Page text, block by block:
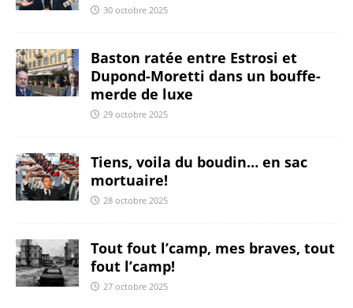
30 octobre 2025
Baston ratée entre Estrosi et
Dupond-Moretti dans un bouffe-
merde de luxe
29 octobre 2025
Tiens, voila du boudin… en sac
mortuaire!
28 octobre 2025
Tout fout l’camp, mes braves, tout
fout l’camp!
27 octobre 2025